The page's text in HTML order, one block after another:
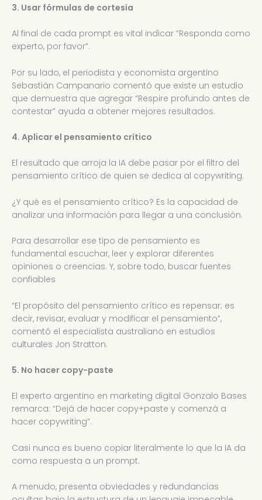
3. Usar fórmulas de cortesía
Al final de cada prompt es vital indicar “Responda como
experto, por favor”.
Por su lado, el periodista y economista argentino
Sebastián Campanario comentó que existe un estudio
que demuestra que agregar “Respire profundo antes de
contestar” ayuda a obtener mejores resultados.
4. Aplicar el pensamiento crítico
El resultado que arroja la IA debe pasar por el filtro del
pensamiento crítico de quien se dedica al copywriting.
¿Y qué es el pensamiento crítico? Es la capacidad de
analizar una información para llegar a una conclusión.
Para desarrollar ese tipo de pensamiento es
fundamental escuchar, leer y explorar diferentes
opiniones o creencias. Y, sobre todo, buscar fuentes
confiables
“El propósito del pensamiento crítico es repensar; es
decir, revisar, evaluar y modificar el pensamiento”,
comentó el especialista australiano en estudios
culturales Jon Stratton.
5. No hacer copy-paste
El experto argentino en marketing digital Gonzalo Bases
remarca: “Dejá de hacer copy+paste y comenzá a
hacer copywriting”.
Casi nunca es bueno copiar literalmente lo que la IA da
como respuesta a un prompt.
A menudo, presenta obviedades y redundancias